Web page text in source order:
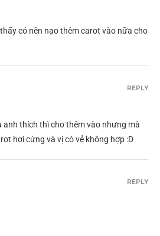
có nên nạo thêm carot vào nữa cho
anh thích thì cho thêm vào nhưng mà
hơi cứng và vị có vẻ không hợp :D
REPLY
REPLY